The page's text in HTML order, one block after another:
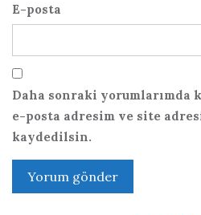
E-posta
Daha sonraki yorumlarımda
e-posta adresim ve site
kaydedilsin.